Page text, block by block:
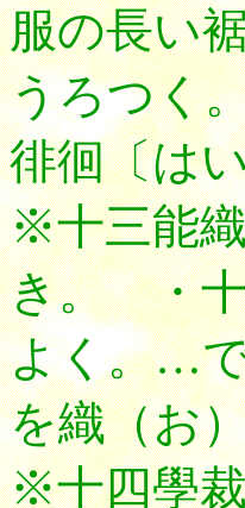
服の長い
うろつく
徘徊〔は
※十三能
き。 ・十
よく。…
を織（お
※十四學